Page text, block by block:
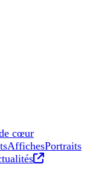
cœur
AffichesPortraits
ongletNouvel